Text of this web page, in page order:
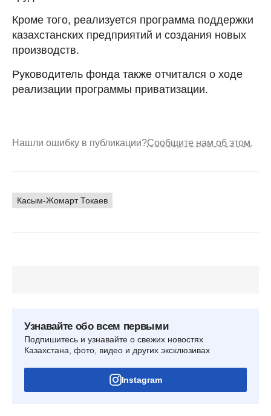
Кроме того, реализуется программа поддержки
казахстанских предприятий и создания новых
производств.
Руководитель фонда также отчитался о ходе
реализации программы приватизации.
Нашли ошибку в публикации?Сообщите нам об этом.
Касым-Жомарт Токаев
Узнавайте обо всем первыми
Подпишитесь и узнавайте о свежих новостях
Казахстана, фото, видео и других эксклюзивах
Instagram